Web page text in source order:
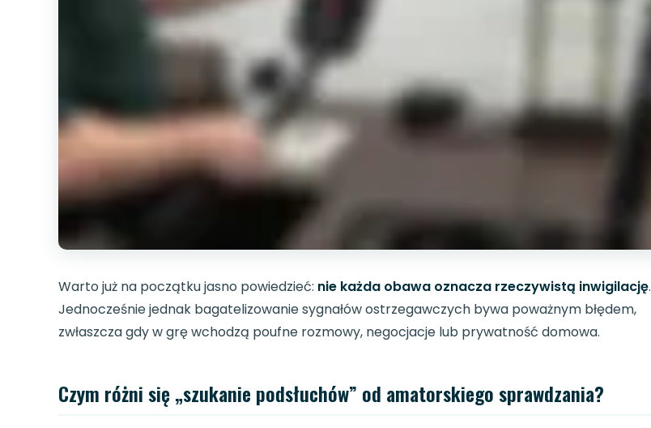
Warto już na początku jasno powiedzieć: nie każda obawa oznacza rzeczywistą inwigilację.
Jednocześnie jednak bagatelizowanie sygnałów ostrzegawczych bywa poważnym błędem,
zwłaszcza gdy w grę wchodzą poufne rozmowy, negocjacje lub prywatność domowa.
Czym różni się „szukanie podsłuchów” od amatorskiego sprawdzania?